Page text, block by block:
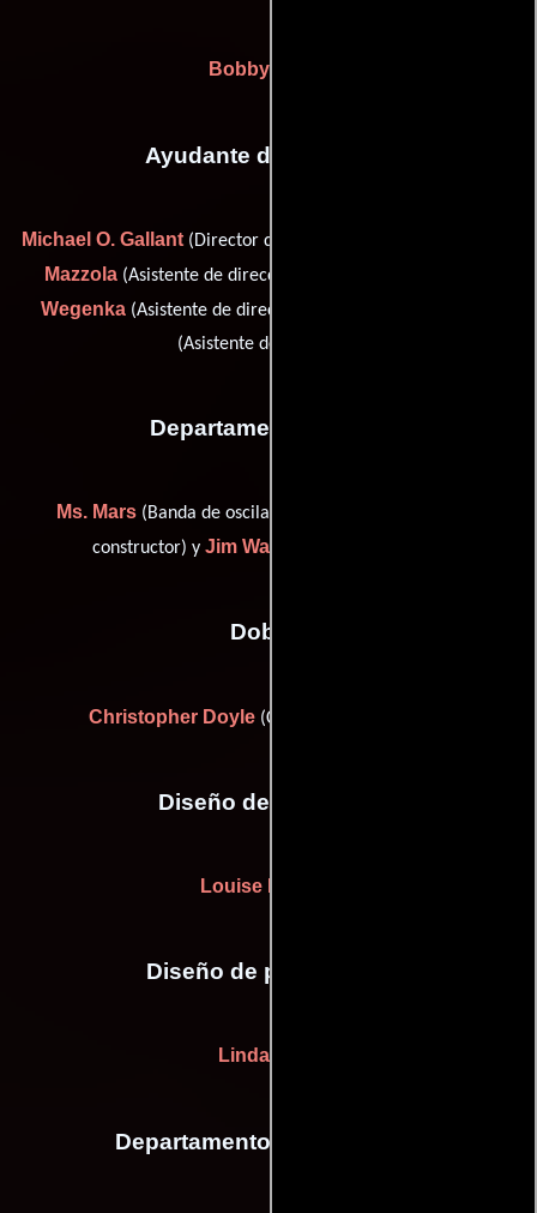
Bobby Byrne
Ayudante de dirección
Michael O. Gallant(Director de la segunda unidad),
Mazzola (Asistente de dirección: segunda unidad),
Wegenka (Asistente de dirección) y
(Asistente de dirección)
Departamento de arte
Ms. Mars (Banda de oscilación),
constructor) y Jim Wagner
Dobles
Christopher Doyle (Coordinador de dobles)
Diseño de vestuario
Louise Frogley
Diseño de producción
Linda Allen
Departamento de maquillaje